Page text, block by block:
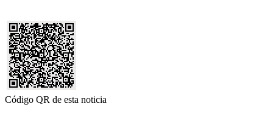
Código QR de esta noticia